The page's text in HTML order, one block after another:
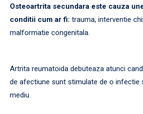
Osteoartrita secundara este cauza
conditii cum ar fi: trauma, interventie
malformatie congenitala.
Artrita reumatoida debuteaza atunci
de afectiune sunt stimulate de o infectie
mediu.